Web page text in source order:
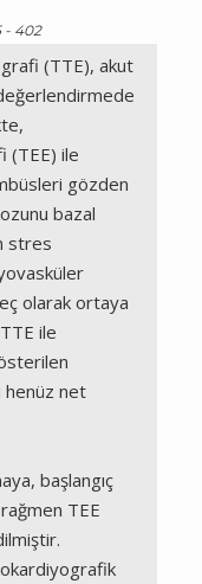
- 402
(TTE), akut
(TEE) ile
gözden
bazal
stres
olarak ortaya
ile
henüz net
başlangıç
TEE